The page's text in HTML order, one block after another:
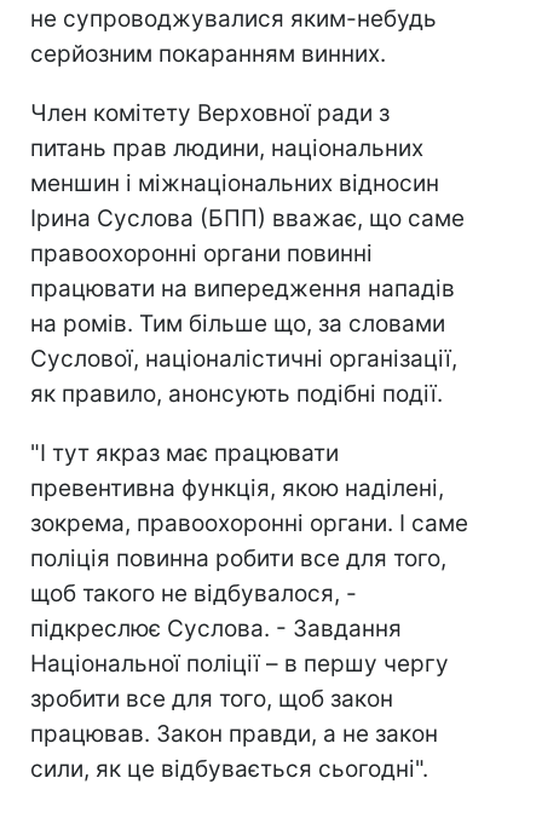
не супроводжувалися яким-небудь
серйозним покаранням винних.
Член комітету Верховної ради з
питань прав людини, національних
меншин і міжнаціональних відносин
Ірина Суслова (БПП) вважає, що саме
правоохоронні органи повинні
працювати на випередження нападів
на ромів. Тим більше що, за словами
Суслової, націоналістичні організації,
як правило, анонсують подібні події.
"І тут якраз має працювати
превентивна функція, якою наділені,
зокрема, правоохоронні органи. І саме
поліція повинна робити все для того,
щоб такого не відбувалося, -
підкреслює Суслова. - Завдання
Національної поліції – в першу чергу
зробити все для того, щоб закон
працював. Закон правди, а не закон
сили, як це відбувається сьогодні".